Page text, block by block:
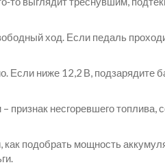
ход. Если педаль
Если ниже 12,2 В, подзарядите
несгоревшего топлива,
подобрать мощность